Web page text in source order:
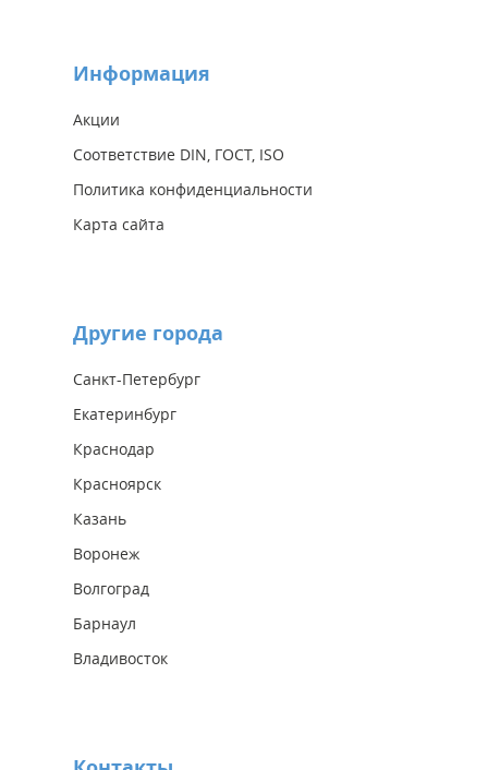
Информация
Акции
Соответствие DIN, ГОСТ, ISO
Политика конфиденциальности
Карта сайта
Другие города
Санкт-Петербург
Екатеринбург
Краснодар
Красноярск
Казань
Воронеж
Волгоград
Барнаул
Владивосток